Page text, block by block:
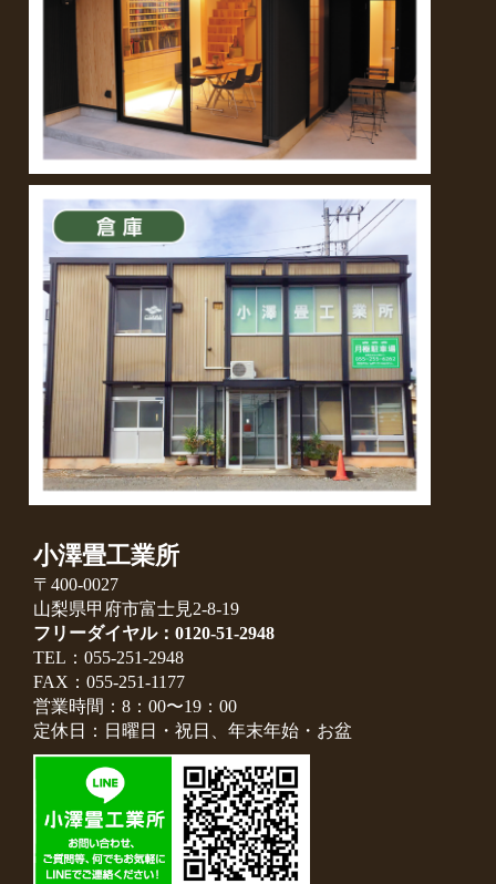
小澤畳工業所
〒400-0027
山梨県甲府市富士見2-8-19
フリーダイヤル：0120-51-2948
TEL：055-251-2948
FAX：055-251-1177
営業時間：8：00〜19：00
定休日：日曜日・祝日、年末年始・お盆